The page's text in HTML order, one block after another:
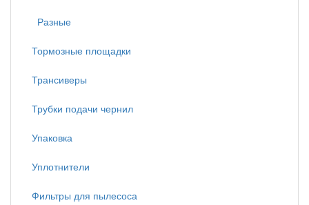
Разные
Тормозные площадки
Трансиверы
Трубки подачи чернил
Упаковка
Уплотнители
Фильтры для пылесоса